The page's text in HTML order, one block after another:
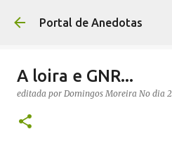
Avançar para o
Portal de Anedotas
A loira e GNR...
editada por Domingos Moreira No dia